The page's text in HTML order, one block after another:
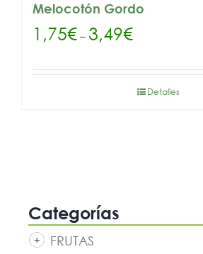
Melocotón Gordo
1,75€– 3,49€
Detalles
Categorías
FRUTAS